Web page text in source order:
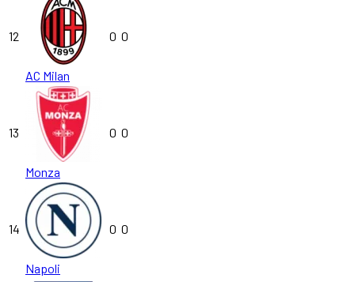
12
AC Milan
0 0
13
Monza
0 0
14
Napoli
0 0